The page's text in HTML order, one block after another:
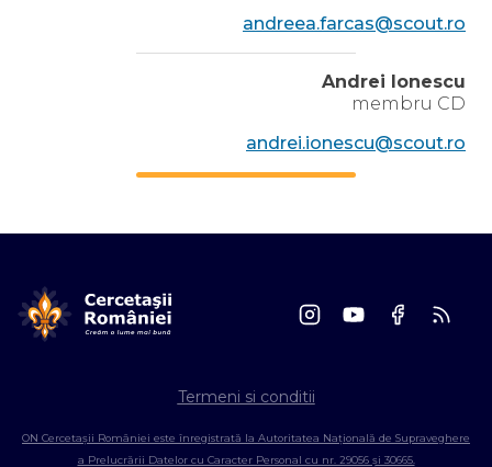
andreea.farcas@scout.ro
Andrei Ionescu
membru CD
andrei.ionescu@scout.ro
Termeni si conditii
ON Cercetașii României este înregistrată la Autoritatea Națională de Supraveghere
a Prelucrării Datelor cu Caracter Personal cu nr. 29056 și 30665.